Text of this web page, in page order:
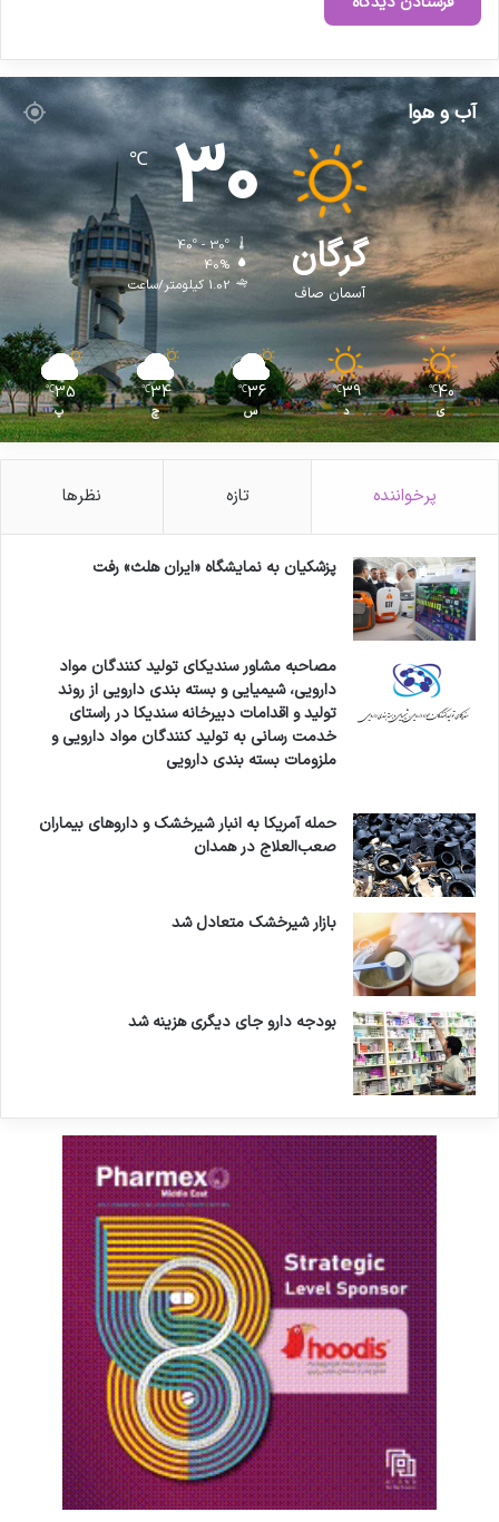
آب و هوا
گرگان
آسمان صاف
30
℃
40º - 30º
40%
1.02 کیلومتر/ساعت
40
℃
ی
39
℃
د
36
℃
س
34
℃
چ
35
℃
پ
پرخواننده تازه نظرها
پزشکیان به نمایشگاه «ایران هلث» رفت
مصاحبه مشاور سندیکای تولید کنندگان مواد
دارویی، شیمیایی و بسته بندی دارویی از روند
تولید و اقدامات دبیرخانه سندیکا در راستای
خدمت رسانی به تولید کنندگان مواد دارویی و
ملزومات بسته بندی دارویی
حمله آمریکا به انبار شیرخشک و داروهای بیماران
صعب‌العلاج در همدان
بازار شیرخشک متعادل شد
بودجه دارو جای دیگری هزینه شد